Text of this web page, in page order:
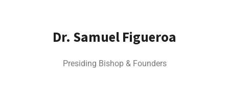
Dr. Samuel Figueroa
Presiding Bishop & Founders